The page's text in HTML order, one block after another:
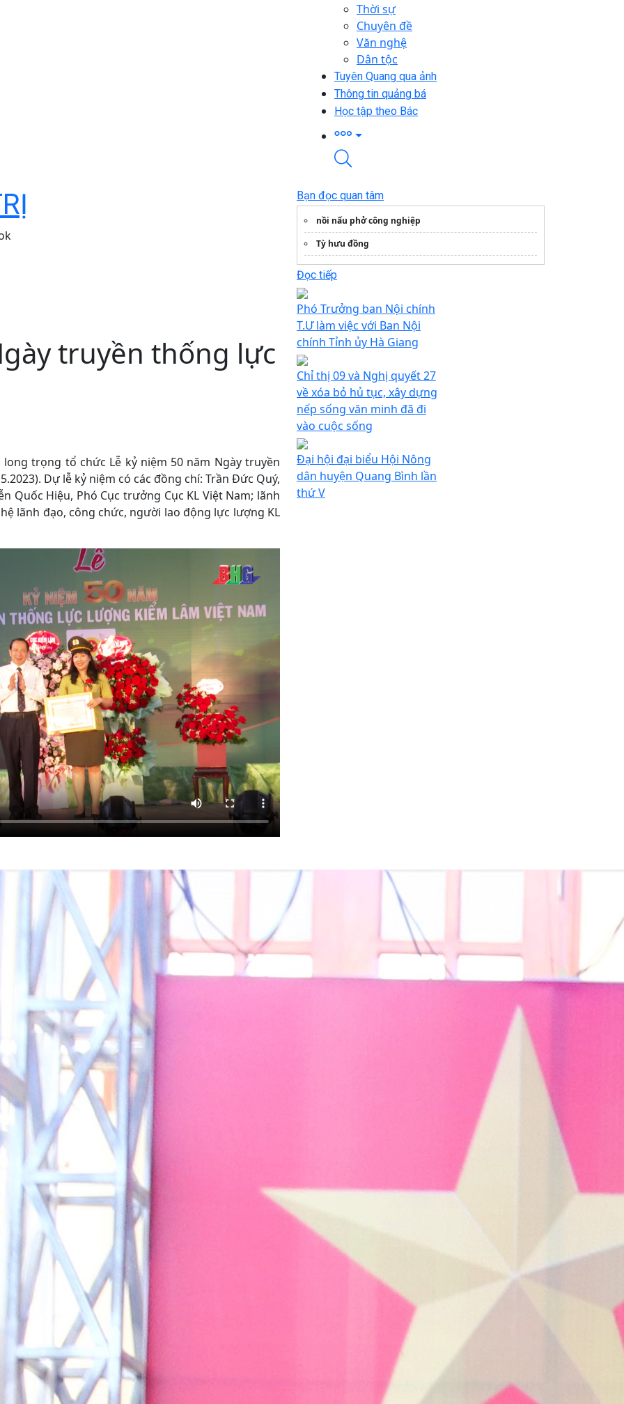
Thời sự
Chuyên đề
Văn nghệ
Dân tộc
Tuyên Quang qua ảnh
Thông tin quảng bá
Học tập theo Bác
truyền thống lực
long trọng tổ chức Lễ kỷ niệm 50 năm Ngày truyền
Dự lễ kỷ niệm có các đồng chí: Trần Đức Quý,
Quốc Hiệu, Phó Cục trưởng Cục KL Việt Nam; lãnh
lãnh đạo, công chức, người lao động lực lượng KL
Bạn đọc quan tâm
nồi nấu phở công nghiệp
Tỳ hưu đồng
Đọc tiếp
Phó Trưởng ban Nội chính
T.Ư làm việc với Ban Nội
chính Tỉnh ủy Hà Giang
Chỉ thị 09 và Nghị quyết 27
về xóa bỏ hủ tục, xây dựng
nếp sống văn minh đã đi
vào cuộc sống
Đại hội đại biểu Hội Nông
dân huyện Quang Bình lần
thứ V